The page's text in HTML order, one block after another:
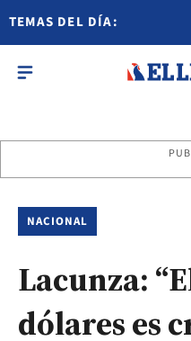
TEMAS DEL DÍA:
NACIONAL
Lacunza:
dólares es